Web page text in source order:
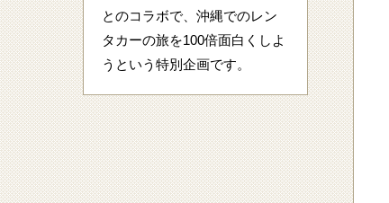
とのコラボで、沖縄でのレン
タカーの旅を100倍面白くしよ
うという特別企画です。